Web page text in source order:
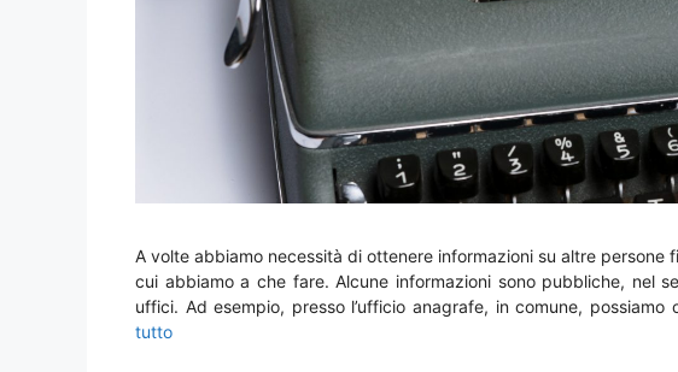
A volte abbiamo necessità di ottenere informazioni su altre
cui abbiamo a che fare. Alcune informazioni sono pubbliche, nel
uffici. Ad esempio, presso l’ufficio anagrafe, in comune,
tutto